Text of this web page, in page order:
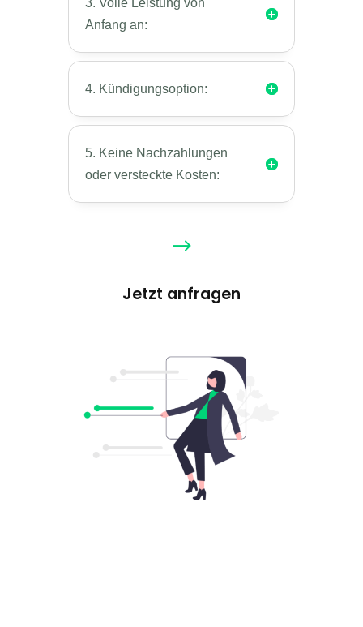
Anfang an:
4. Kündigungsoption:
5. Keine Nachzahlungen
oder versteckte Kosten:
$
Jetzt anfragen